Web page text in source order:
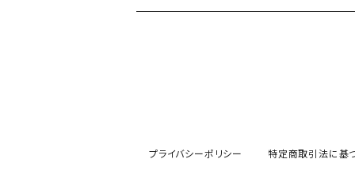
プライバシーポリシー 特定商取引法に基